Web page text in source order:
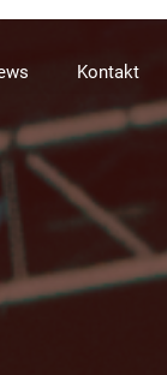
Kontakt